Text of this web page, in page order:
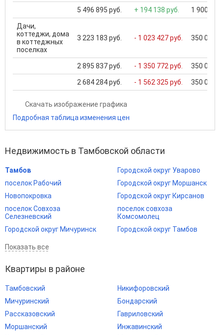
5 496 895 руб. + 194 138 руб. 1 900
Дачи,
коттеджи, дома
в коттеджных
поселках
3 223 183 руб. - 1 023 427 руб. 350 000
2 895 837 руб. - 1 350 772 руб. 350 000
2 684 284 руб. - 1 562 325 руб. 350 000
Скачать изображение графика
Подробная таблица изменения цен
Недвижимость в Тамбовской области
Тамбов
поселок Рабочий
Новопокровка
поселок Совхоза
Селезневский
Городской округ Мичуринск
Городской округ Уварово
Городской округ Моршанск
Городской округ Кирсанов
поселок совхоза
Комсомолец
Городской округ Тамбов
Показать все
Квартиры в районе
Тамбовский
Мичуринский
Рассказовский
Моршанский
Никифоровский
Бондарский
Гавриловский
Инжавинский